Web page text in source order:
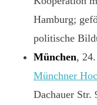
Hamburg;
politische
München,
Münchner
Dachauer Str.